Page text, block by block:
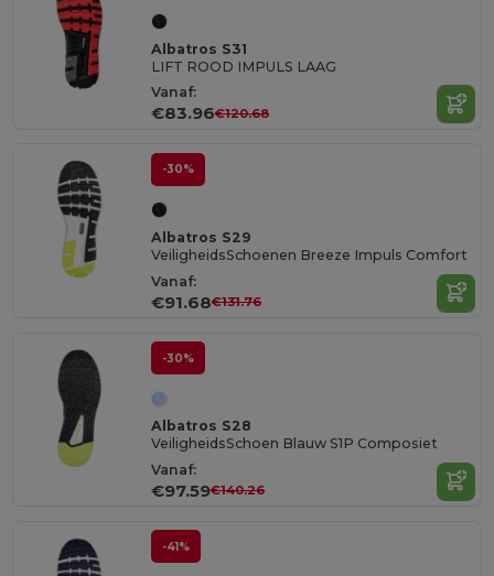
Albatros S31
LIFT ROOD IMPULS LAAG
Vanaf:
€83.96€120.68
-30%
Albatros S29
VeiligheidsSchoenen Breeze Impuls Comfort
Vanaf:
€91.68€131.76
-30%
Albatros S28
VeiligheidsSchoen Blauw S1P Composiet
Vanaf:
€97.59€140.26
-41%